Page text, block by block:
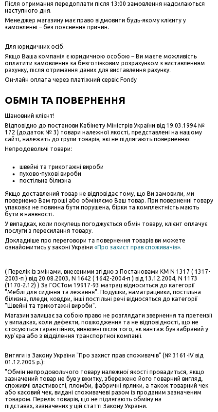
Після отримання передоплати після 13:00 замовлення надсилаються
наступного дня.
Менеджер магазину має право відмовити будь-якому клієнту у
замовленні – без пояснення причин.
Для юридичних осіб.
Якщо Ваша компанія є юридичною особою – Ви маєте можливість
оплатити замовлення за безготівковим розрахунком з виставленням
рахунку, після отримання даних для виставлення рахунку.
Он-лайн оплата через платіжний сервіс Fondy
ОБМІН ТА ПОВЕРНЕННЯ
Шановний клієнт!
Відповідно до постанови Кабінету Міністрів України від 19.03.1994 №
172 (додаток № 3) товари належної якості, представлені на нашому
сайті, належать до групи товарів, які не підлягають поверненню:
Непродовольчі товари:
швейні та трикотажні вироби
пухово-пухові вироби
постільна білизна
Якщо доставлений товар не відповідає тому, що Ви замовили, ми
повернемо Вам гроші або обміняємо Ваш товар. При поверненні товару
упаковка не повинна бути порушена, бірки та комплектність мають
бути в наявності.
У випадках, коли покупець погоджується обмін товару, клієнт оплачує
послуги з пересилання товару.
Докладніше про переговори та повернення товарів ви можете
ознайомитись у законі України «Про захист прав споживачів».
( Перелік із змінами, внесеними згідно з Постановами КМ N 1317 ( 1317-
2003-п ) від 20.08.2003, N 1642 ( 1642-2004-п ) від 13.12.2004, N 1173
(1170-2.12) ) За ГОСТом 19917-93 матрац відноситься до категорії
"Меблі для сидіння та лежання". Подушки, наматрацники, постільна
білизна, пледи, ковдри, інші постільні речі відносяться до категорії
"Швейні та трикотажні вироби".
Магазин залишає за собою право не розглядати звернення та претензії
у випадках, коли дефекти, пошкодження та не відповідності, що не
стосуються гарантійних, виявлені після того, як вантаж був забраний у
кур'єра або з відділення транспортної компанії.
Витяги із Закону України "Про захист прав споживачів" (№ 3161-IV від
01.12.2005 р.):
"Обмін непродовольчого товару належної якості провадиться, якщо
зазначений товар не був у вжитку, збережено його товарний вигляд,
споживчі властивості, пломби, фабричні ярлики, а також товарний чек
або касовий чек, видані споживачеві разом із проданим зазначеним
товаром. Перелік товарів, що не підлягають обміну на
підставах, зазначених у цій статті Закону України.